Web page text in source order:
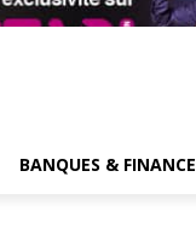
BANQUES & FINANCE